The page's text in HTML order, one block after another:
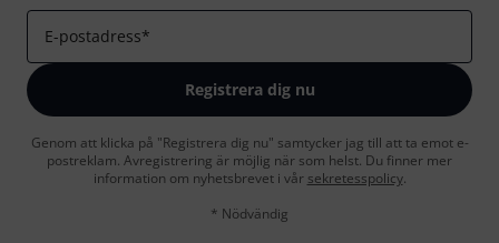
E-postadress*
Registrera dig nu
Genom att klicka på "Registrera dig nu" samtycker jag till att ta emot e-
postreklam. Avregistrering är möjlig när som helst. Du finner mer
information om nyhetsbrevet i vår sekretesspolicy.
* Nödvändig